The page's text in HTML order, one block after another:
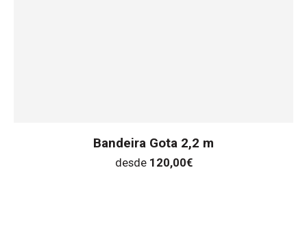
Bandeira Gota 2,2 m
desde 120,00€